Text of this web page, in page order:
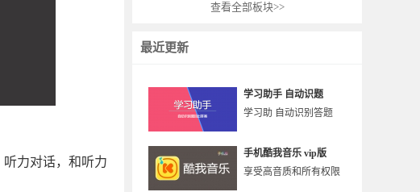
查看全部板块>>
最近更新
学习助手 自动识题
学习助 自动识别答题
手机酷我音乐 vip版
享受高音质和所有权限
力对话，和听力